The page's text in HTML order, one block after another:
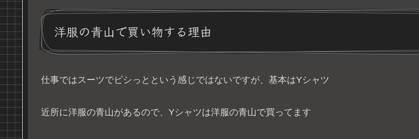
洋服の青山で買い物する理由
仕事ではスーツでピシっとという感じではないですが、基本はYシャツ
近所に洋服の青山があるので、Yシャツは洋服の青山で買ってます